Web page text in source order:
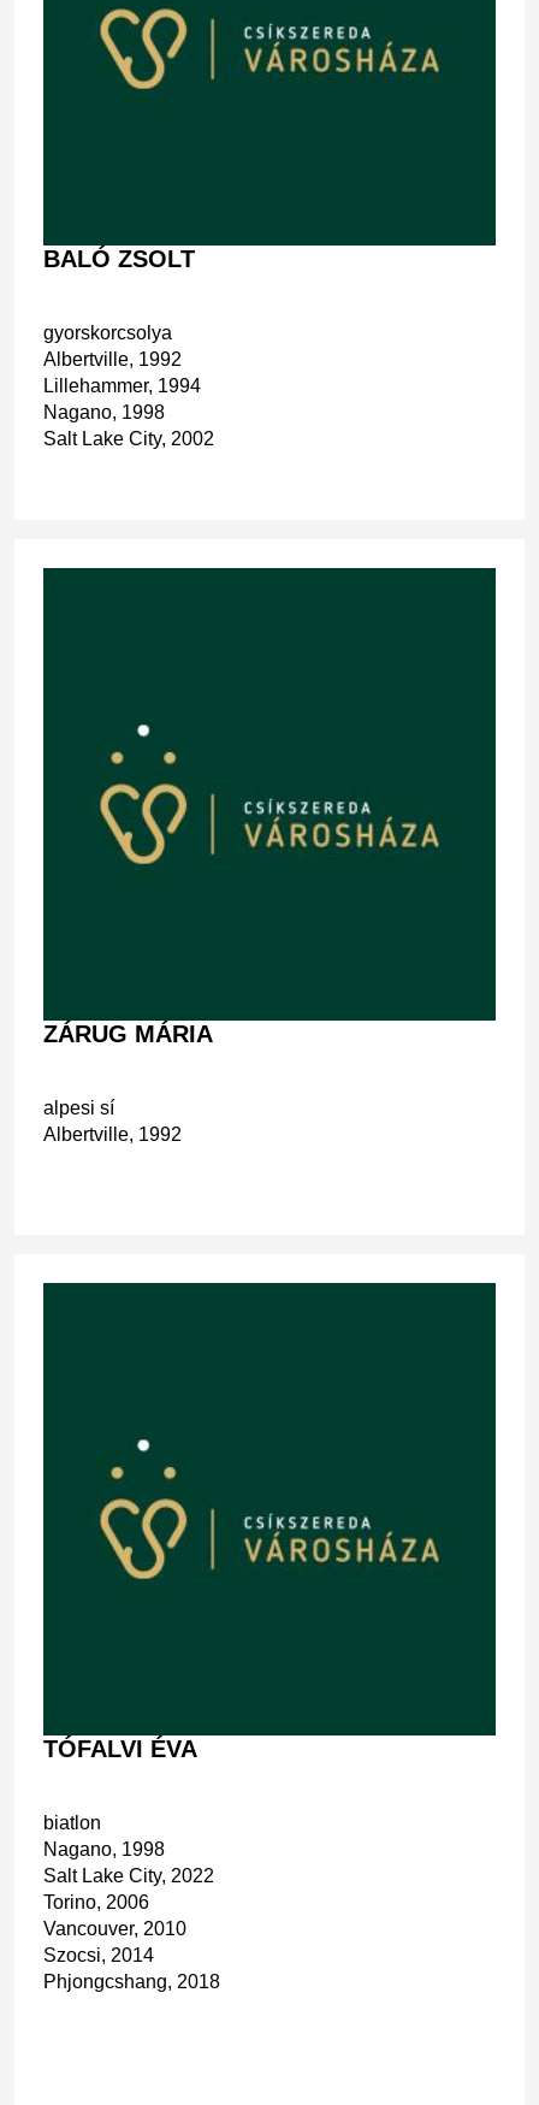
BALÓ ZSOLT
gyorskorcsolya
Albertville, 1992
Lillehammer, 1994
Nagano, 1998
Salt Lake City, 2002
ZÁRUG MÁRIA
alpesi sí
Albertville, 1992
TÓFALVI ÉVA
biatlon
Nagano, 1998
Salt Lake City, 2022
Torino, 2006
Vancouver, 2010
Szocsi, 2014
Phjongcshang, 2018